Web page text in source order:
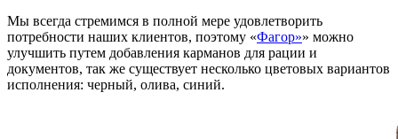
Мы всегда стремимся в полной мере удовлетворить
потребности наших клиентов, поэтому «Фагор»» можно
улучшить путем добавления карманов для рации и
документов, так же существует несколько цветовых вариантов
исполнения: черный, олива, синий.